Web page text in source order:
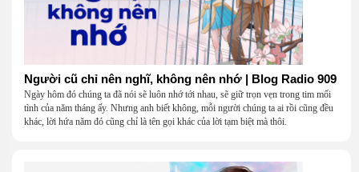
Người cũ chỉ nên nghĩ, không nên nhớ | Blog Radio 909
Ngày hôm đó chúng ta đã nói sẽ luôn nhớ tới nhau, sẽ giữ trọn vẹn trong tim mối
tình của năm tháng ấy. Nhưng anh biết không, mỗi người chúng ta ai rồi cũng đều
khác, lời hứa năm đó cũng chỉ là tên gọi khác của lời tạm biệt mà thôi.